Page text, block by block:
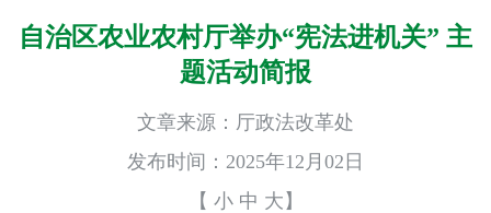
自治区农业农村厅举办“宪法进机关” 主
题活动简报
文章来源：厅政法改革处
发布时间：2025年12月02日
【 小 中 大 】